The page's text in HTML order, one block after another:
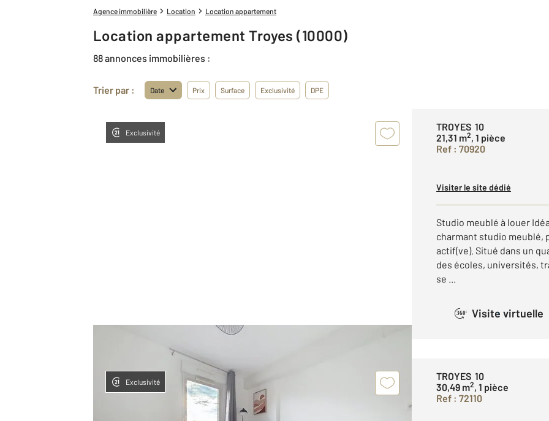
Agence immobilière Location Location appartement
Location appartement Troyes (10000)
88 annonces immobilières :
Trier par : Date Prix Surface Exclusivité DPE
Exclusivité
TROYES 10
21,31 m2, 1 pièce
Ref : 70920
Visiter le site dédié
Studio meublé à louer
charmant studio meublé,
actif(ve). Situé dans un
des écoles, universités,
se ...
360° Visite virtuelle
Exclusivité
TROYES 10
30,49 m2, 1 pièce
Ref : 72110